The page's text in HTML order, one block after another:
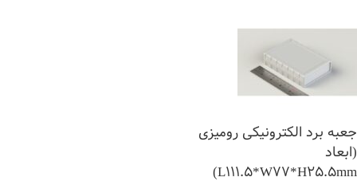
جعبه برد الکترونیکی رومیزی
(ابعاد
L111.5*W77*H25.5mm)